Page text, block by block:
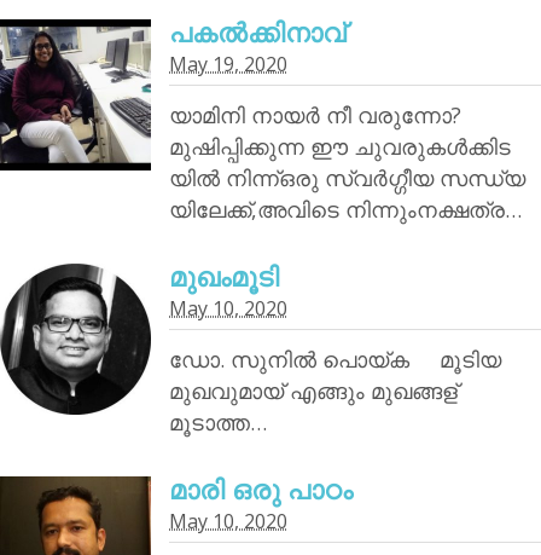
പകൽക്കിനാവ്‌
May 19, 2020
യാമിനി നായര്‍ നീ വരുന്നോ?
മുഷിപ്പിക്കുന്ന ഈ ചുവരുകൾക്കിട
യിൽ നിന്ന്ഒരു സ്വർഗ്ഗീയ സന്ധ്യ
യിലേക്ക്,അവിടെ നിന്നുംനക്ഷത്ര…
മുഖംമൂടി
May 10, 2020
ഡോ. സുനിൽ പൊയ്‌ക മൂടിയ
മുഖവുമായ് എങ്ങും മുഖങ്ങള്
മൂടാത്ത…
മാരി ഒരു പാഠം
May 10, 2020